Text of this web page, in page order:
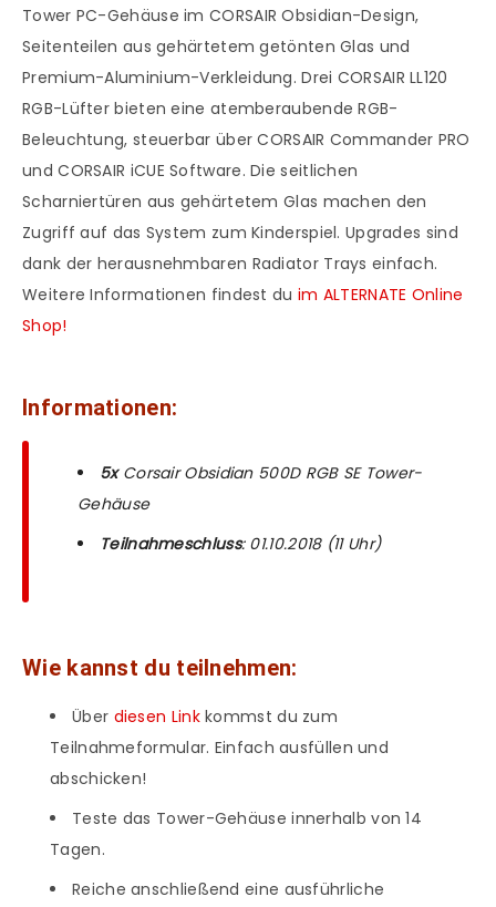
Tower PC-Gehäuse im CORSAIR Obsidian-Design,
Seitenteilen aus gehärtetem getönten Glas und
Premium-Aluminium-Verkleidung. Drei CORSAIR LL120
RGB-Lüfter bieten eine atemberaubende RGB-
Beleuchtung, steuerbar über CORSAIR Commander PRO
und CORSAIR iCUE Software. Die seitlichen
Scharniertüren aus gehärtetem Glas machen den
Zugriff auf das System zum Kinderspiel. Upgrades sind
dank der herausnehmbaren Radiator Trays einfach.
Weitere Informationen findest du im ALTERNATE Online
Shop!
Informationen:
5xCorsair Obsidian 500D RGB SE Tower-
Gehäuse
Teilnahmeschluss: 01.10.2018 (11 Uhr)
Wie kannst du teilnehmen:
Über diesen Linkkommst du zum
Teilnahmeformular. Einfach ausfüllen und
abschicken!
Teste das Tower-Gehäuse innerhalb von 14
Tagen.
Reiche anschließend eine ausführliche